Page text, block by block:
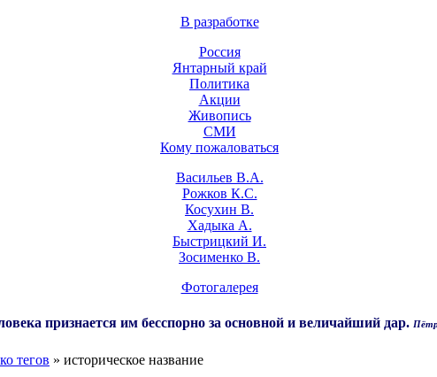
В разработке
Россия
Янтарный край
Политика
Акции
Живопись
СМИ
Кому пожаловаться
Васильев В.А.
Рожков К.С.
Косухин В.
Хадыка А.
Быстрицкий И.
Зосименко В.
Фотогалерея
признается им бесспорно за основной и величайший дар.
тегов » историческое название